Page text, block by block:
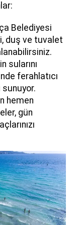
Belediyesi
duş ve tuvalet
sularını
ferahlatıcı
hemen
gün